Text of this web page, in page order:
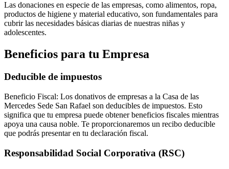
Las donaciones en especie de las empresas, como alimentos, ropa,
productos de higiene y material educativo, son fundamentales para
cubrir las necesidades básicas diarias de nuestras niñas y
adolescentes.
Beneficios para tu Empresa
Deducible de impuestos
Beneficio Fiscal: Los donativos de empresas a la Casa de las
Mercedes Sede San Rafael son deducibles de impuestos. Esto
significa que tu empresa puede obtener beneficios fiscales mientras
apoya una causa noble. Te proporcionaremos un recibo deducible
que podrás presentar en tu declaración fiscal.
Responsabilidad Social Corporativa (RSC)